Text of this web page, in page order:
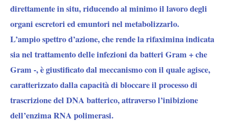
direttamente in situ, riducendo al minimo il lavoro degli
organi escretori ed emuntori nel metabolizzarlo.
L’ampio spettro d’azione, che rende la rifaximina indicata
sia nel trattamento delle infezioni da batteri Gram + che
Gram -, è giustificato dal meccanismo con il quale agisce,
caratterizzato dalla capacità di bloccare il processo di
trascrizione del DNA batterico, attraverso l’inibizione
dell’enzima RNA polimerasi.